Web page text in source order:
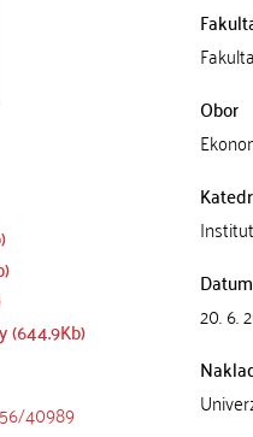
(644.9Kb)
40989
Obor
20. 6.